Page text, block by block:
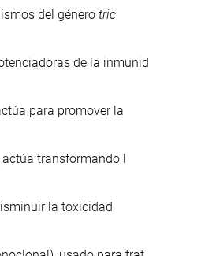
del género tric
de la inmunid
para promover la
transformando l
la toxicidad